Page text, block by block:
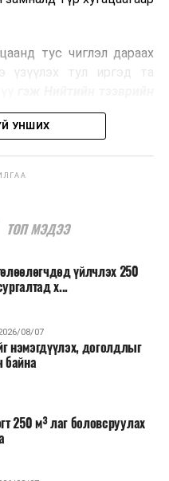
дулаан, цахилгаан
технологийг лагийн
тус чиглэл дараах
үзүүлэх тул иргэд та
УНШИХ
ТОП МЭДЭЭ
үйлчлэх 250
х...
08/07
нэмэгдүүлэх, доголдлыг
байна
250 м³ лаг боловсруулах